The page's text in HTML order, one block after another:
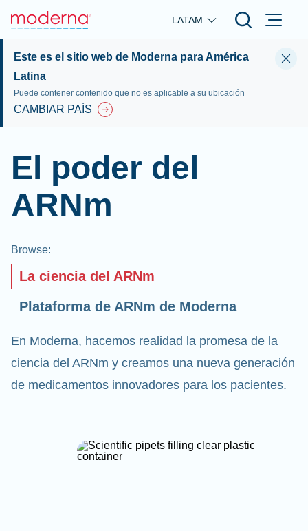
Skip to main content
LATAM
Este es el sitio web de Moderna para América
Latina
Puede contener contenido que no es aplicable a su ubicación
CAMBIAR PAÍS
El poder del
ARNm
Browse:
La ciencia del ARNm
Plataforma de ARNm de Moderna
En Moderna, hacemos realidad la promesa de la
ciencia del ARNm y creamos una nueva generación
de medicamentos innovadores para los pacientes.